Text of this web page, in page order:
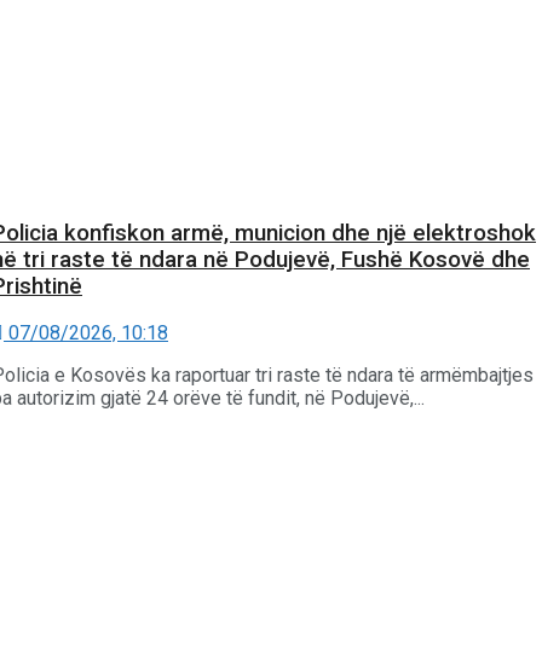
konfiskon armë, municion dhe një elektroshok
tri raste të ndara në Podujevë, Fushë Kosovë dhe
07/08/2026, 10:18
e Kosovës ka raportuar tri raste të ndara të armëmbajtjes
autorizim gjatë 24 orëve të fundit, në Podujevë,...